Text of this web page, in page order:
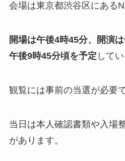
会場は東京都渋谷区にある
開場は午後4時45分、開演
午後9時45分頃を予定 してい
観覧には事前の当選が必要で
当日は本人確認書類や入場
があります。